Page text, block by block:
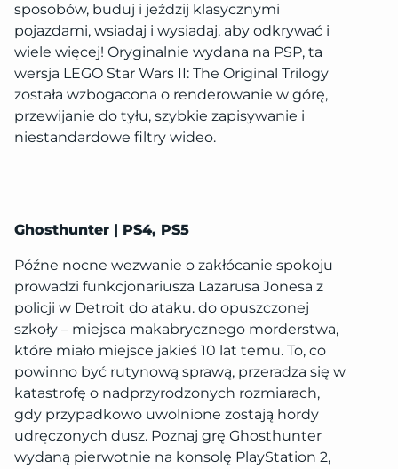
sposobów, buduj i jeździj klasycznymi
pojazdami, wsiadaj i wysiadaj, aby odkrywać i
wiele więcej! Oryginalnie wydana na PSP, ta
wersja LEGO Star Wars II: The Original Trilogy
została wzbogacona o renderowanie w górę,
przewijanie do tyłu, szybkie zapisywanie i
niestandardowe filtry wideo.
Ghosthunter | PS4, PS5
Późne nocne wezwanie o zakłócanie spokoju
prowadzi funkcjonariusza Lazarusa Jonesa z
policji w Detroit do ataku. do opuszczonej
szkoły – miejsca makabrycznego morderstwa,
które miało miejsce jakieś 10 lat temu. To, co
powinno być rutynową sprawą, przeradza się w
katastrofę o nadprzyrodzonych rozmiarach,
gdy przypadkowo uwolnione zostają hordy
udręczonych dusz. Poznaj grę Ghosthunter
wydaną pierwotnie na konsolę PlayStation 2,